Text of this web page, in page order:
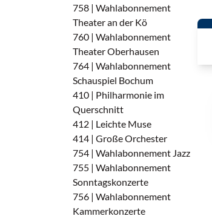
758 | Wahlabonnement
Theater an der Kö
760 | Wahlabonnement
Theater Oberhausen
764 | Wahlabonnement
Schauspiel Bochum
410 | Philharmonie im
Querschnitt
412 | Leichte Muse
414 | Große Orchester
754 | Wahlabonnement Jazz
755 | Wahlabonnement
Sonntagskonzerte
756 | Wahlabonnement
Kammerkonzerte